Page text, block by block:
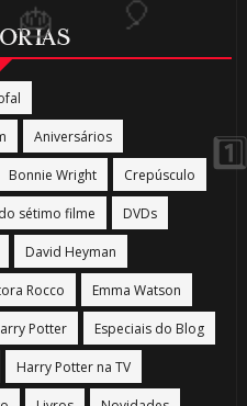
Aniversários
Bonnie Wright Crepúsculo
sétimo filme DVDs
David Heyman
Rocco Emma Watson
Potter Especiais do Blog
Harry Potter na TV
1️⃣ 8️⃣